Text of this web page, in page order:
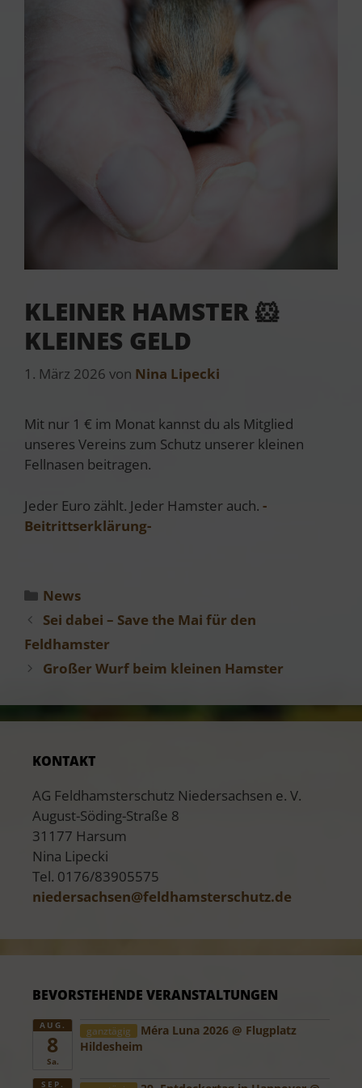
KLEINER HAMSTER 🐹
KLEINES GELD
1. März 2026 von Nina Lipecki
Mit nur 1 € im Monat kannst du als Mitglied
unseres Vereins zum Schutz unserer kleinen
Fellnasen beitragen.
Jeder Euro zählt. Jeder Hamster auch. -
Beitrittserklärung-
Kategorien
News
Sei dabei – Save the Mai für den
Feldhamster
Großer Wurf beim kleinen Hamster
KONTAKT
AG Feldhamsterschutz Niedersachsen e. V.
August-Söding-Straße 8
31177 Harsum
Nina Lipecki
Tel. 0176/83905575
niedersachsen@​feldhamsterschutz.de
BEVORSTEHENDE VERANSTALTUNGEN
AUG.
8
Sa.
ganztägig Méra Luna 2026 @ Flugplatz
Hildesheim
SEP.